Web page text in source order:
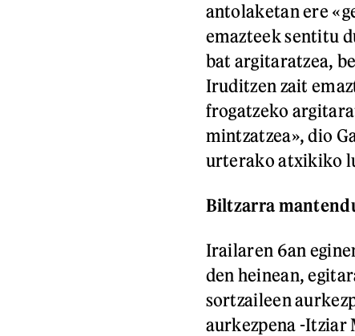
antolaketan ere
emazteek sentitu
bat argitaratzea,
Iruditzen zait
frogatzeko
mintzatzea», dio
urterako atxikiko
Biltzarra
Irailaren 6an
den heinean,
sortzaileen
aurkezpena -Itziar